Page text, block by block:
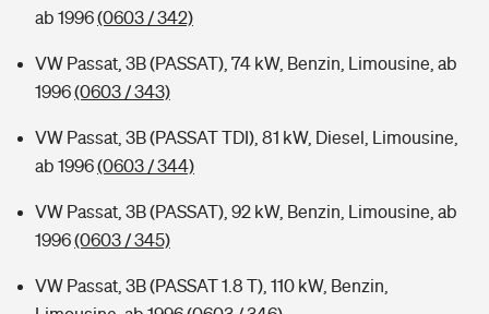
ab 1996(0603 / 342)
VW Passat, 3B (PASSAT), 74 kW, Benzin, Limousine, ab
1996(0603 / 343)
VW Passat, 3B (PASSAT TDI), 81 kW, Diesel, Limousine,
ab 1996(0603 / 344)
VW Passat, 3B (PASSAT), 92 kW, Benzin, Limousine, ab
1996(0603 / 345)
VW Passat, 3B (PASSAT 1.8 T), 110 kW, Benzin,